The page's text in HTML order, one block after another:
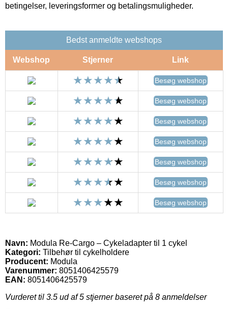
betingelser, leveringsformer og betalingsmuligheder.
Bedst anmeldte webshops
Webshop Stjerner Link
Besøg webshop
Besøg webshop
Besøg webshop
Besøg webshop
Besøg webshop
Besøg webshop
Besøg webshop
Navn: Modula Re-Cargo – Cykeladapter til 1 cykel
Kategori: Tilbehør til cykelholdere
Producent: Modula
Varenummer: 8051406425579
EAN: 8051406425579
Vurderet til 3.5 ud af 5 stjerner baseret på 8 anmeldelser